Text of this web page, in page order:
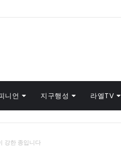
니언 지구행성 라엘TV
강한 종입니다